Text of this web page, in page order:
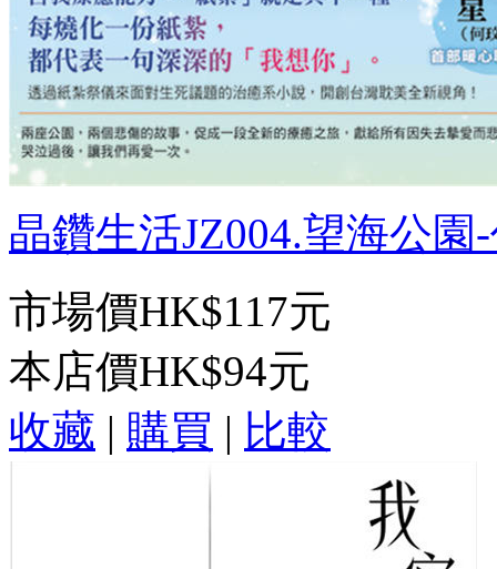
晶鑽生活JZ004.望海公園
市場價HK$117元
本店價HK$94元
收藏 | 購買 | 比較